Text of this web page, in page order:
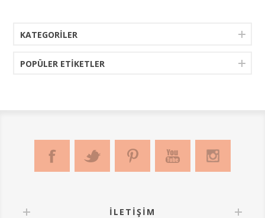
KATEGORILER
POPÜLER ETIKETLER
İLETIŞIM